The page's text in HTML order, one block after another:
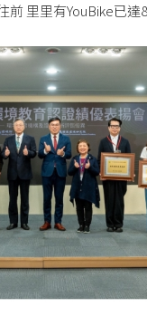
前 里里有YouBike已達